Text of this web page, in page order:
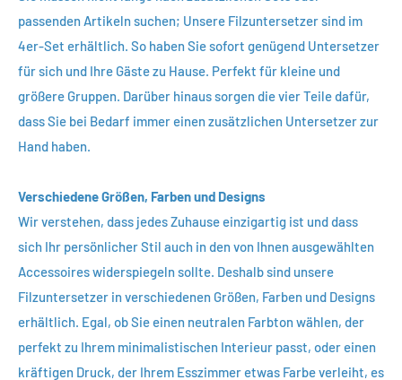
passenden Artikeln suchen; Unsere Filzuntersetzer sind im
4er-Set erhältlich. So haben Sie sofort genügend Untersetzer
für sich und Ihre Gäste zu Hause. Perfekt für kleine und
größere Gruppen. Darüber hinaus sorgen die vier Teile dafür,
dass Sie bei Bedarf immer einen zusätzlichen Untersetzer zur
Hand haben.
Verschiedene Größen, Farben und Designs
Wir verstehen, dass jedes Zuhause einzigartig ist und dass
sich Ihr persönlicher Stil auch in den von Ihnen ausgewählten
Accessoires widerspiegeln sollte. Deshalb sind unsere
Filzuntersetzer in verschiedenen Größen, Farben und Designs
erhältlich. Egal, ob Sie einen neutralen Farbton wählen, der
perfekt zu Ihrem minimalistischen Interieur passt, oder einen
kräftigen Druck, der Ihrem Esszimmer etwas Farbe verleiht, es